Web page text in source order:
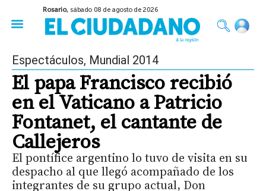
Rosario, sábado 08 de agosto de 2026
Espectáculos, Mundial 2014
El papa Francisco recibió
en el Vaticano a Patricio
Fontanet, el cantante de
Callejeros
El pontífice argentino lo tuvo de visita en su
despacho al que llegó acompañado de los
integrantes de su grupo actual, Don